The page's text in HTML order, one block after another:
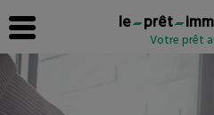
le prêt
Votre prêt